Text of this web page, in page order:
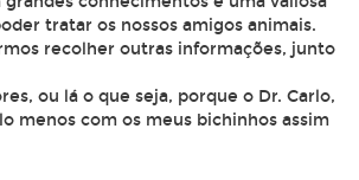
tratar os nossos amigos animais.
recolher outras informações, junto
ou lá o que seja, porque o Dr. Carlo,
menos com os meus bichinhos assim